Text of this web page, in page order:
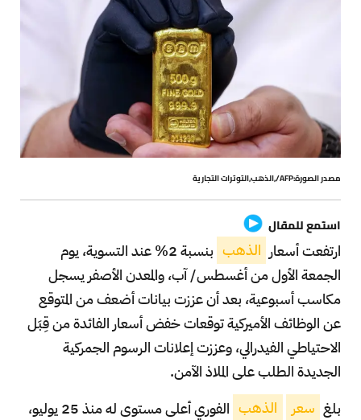
مصدر الصورة:AFP/,الذهب,التوترات التجارية
استمع للمقال
ارتفعت أسعار الذهب
بنسبة 2% عند التسوية، يوم
الجمعة الأول من أغسطس/ آب، والمعدن الأصفر يسجل
مكاسب أسبوعية، بعد أن عززت بيانات أضعف من المتوقع
عن الوظائف الأميركية توقعات خفض أسعار الفائدة من قِبَل
الاحتياطي الفيدرالي، وعززت إعلانات الرسوم الجمركية
الجديدة الطلب على الملاذ الآمن.
بلغ سعر الذهب
الفوري أعلى مستوى له منذ 25 يوليو،